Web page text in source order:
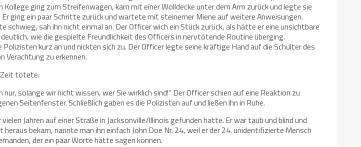
ging zum Streifenwagen, kam mit einer Wolldecke unter dem Arm zurück und legte sie
ging ein paar Schritte zurück und wartete mit steinerner Miene auf weitere Anweisungen.
sah ihn nicht einmal an. Der Officer wich ein Stück zurück, als hätte er eine unsichtbare
wie die gespielte Freundlichkeit des Officers in nervtötende Routine überging.
kurz an und nickten sich zu. Der Officer legte seine kräftige Hand auf die Schulter des
Verachtung zu erkennen.
Zeit tötete.
solange wir nicht wissen, wer Sie wirklich sind!“ Der Officer schien auf eine Reaktion zu
Seitenfenster. Schließlich gaben es die Polizisten auf und ließen ihn in Ruhe.
Jahren auf einer Straße in Jacksonville/Illinois gefunden hatte. Er war taub und blind und
bekam, nannte man ihn einfach John Doe Nr. 24, weil er der 24. unidentifizierte Mensch
der ein paar Worte hätte sagen können.